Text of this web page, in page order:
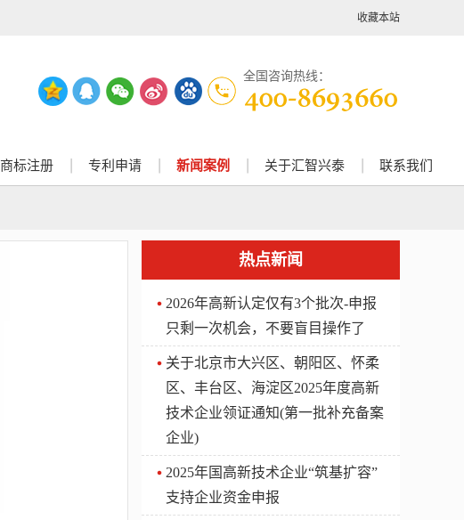
收藏本站
全国咨询热线：
商标注册 专利申请 新闻案例 关于汇智兴泰 联系我们
热点新闻
2026年高新认定仅有3个批次-申报
只剩一次机会，不要盲目操作了
关于北京市大兴区、朝阳区、怀柔
区、丰台区、海淀区2025年度高新
技术企业领证通知(第一批补充备案
企业)
2025年国高新技术企业“筑基扩容”
支持企业资金申报